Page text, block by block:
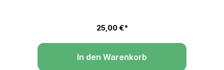
25,00 €*
In den Warenkorb